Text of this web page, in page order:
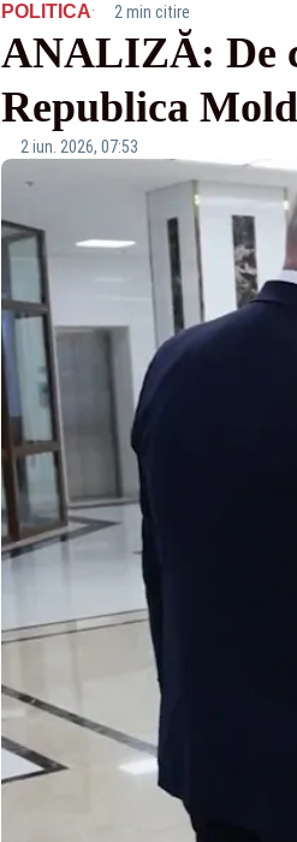
POLITICA· 2 min citire
ANALIZĂ: De
Republica
2 iun. 2026, 07:53